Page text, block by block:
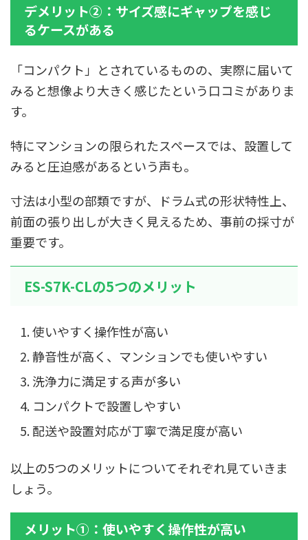
デメリット②：サイズ感にギャップを感じ
るケースがある
「コンパクト」とされているものの、実際に届いて
みると想像より大きく感じたという口コミがありま
す。
特にマンションの限られたスペースでは、設置して
みると圧迫感があるという声も。
寸法は小型の部類ですが、ドラム式の形状特性上、
前面の張り出しが大きく見えるため、事前の採寸が
重要です。
ES-S7K-CLの5つのメリット
使いやすく操作性が高い
静音性が高く、マンションでも使いやすい
洗浄力に満足する声が多い
コンパクトで設置しやすい
配送や設置対応が丁寧で満足度が高い
以上の5つのメリットについてそれぞれ見ていきま
しょう。
メリット①：使いやすく操作性が高い